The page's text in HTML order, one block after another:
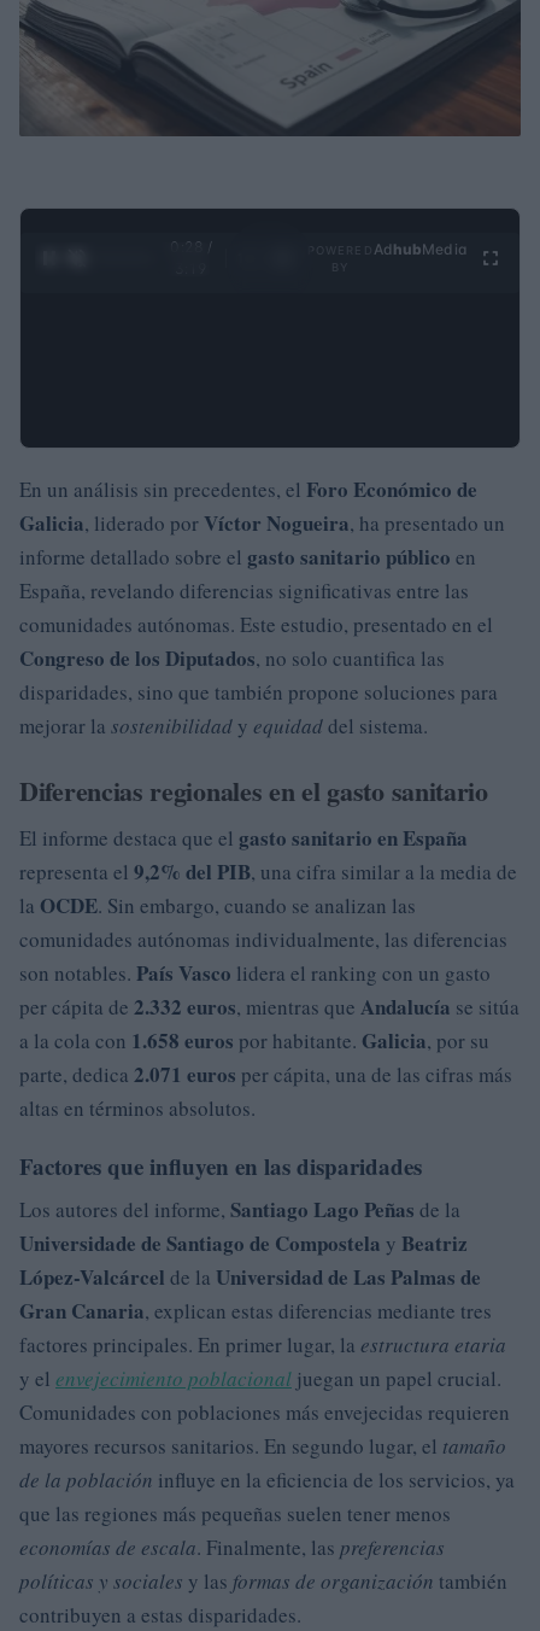
0:28 /
Ad hubMedia
En un análisis sin precedentes, el Foro Económico de
Galicia, liderado porVíctor Nogueira, ha presentado un
informe detallado sobre el gasto sanitario público en
España, revelando diferencias significativas entre las
comunidades autónomas. Este estudio, presentado en el
Congreso de los Diputados, no solo cuantifica las
disparidades, sino que también propone soluciones para
mejorar la sostenibilidad y equidaddel sistema.
Diferencias regionales en el gasto sanitario
El informe destaca que el gasto sanitario en España
representa el 9,2% del PIB, una cifra similar a la media de
la OCDE. Sin embargo, cuando se analizan las
comunidades autónomas individualmente, las diferencias
son notables. País Vasco lidera el ranking con un gasto
per cápita de 2.332 euros, mientras que Andalucía se sitúa
a la cola con 1.658 euros por habitante. Galicia, por su
parte, dedica 2.071 euros per cápita, una de las cifras más
altas en términos absolutos.
Factores que influyen en las disparidades
Los autores del informe, Santiago Lago Peñas de la
Universidade de Santiago de Compostela y Beatriz
López-Valcárcel de la Universidad de Las Palmas de
Gran Canaria, explican estas diferencias mediante tres
factores principales. En primer lugar, la estructura etaria
y el envejecimiento poblacional juegan un papel crucial.
Comunidades con poblaciones más envejecidas requieren
mayores recursos sanitarios. En segundo lugar, el tamaño
de la población influye en la eficiencia de los servicios, ya
que las regiones más pequeñas suelen tener menos
economías de escala. Finalmente, las preferencias
políticas y sociales y las formas de organización también
contribuyen a estas disparidades.